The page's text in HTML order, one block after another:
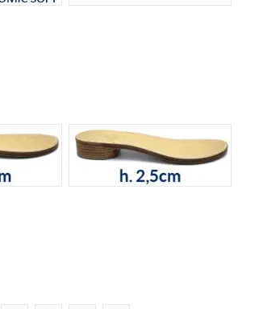
Oro Platino
h. 2,5cm